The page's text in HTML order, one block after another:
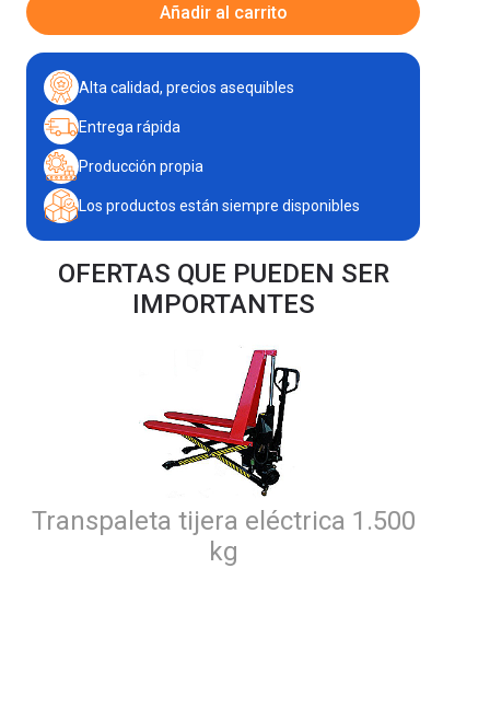
Añadir al carrito
Alta calidad, precios asequibles
Entrega rápida
Producción propia
Los productos están siempre disponibles
OFERTAS QUE PUEDEN SER
IMPORTANTES
Transpaleta tijera eléctrica 1.500
kg